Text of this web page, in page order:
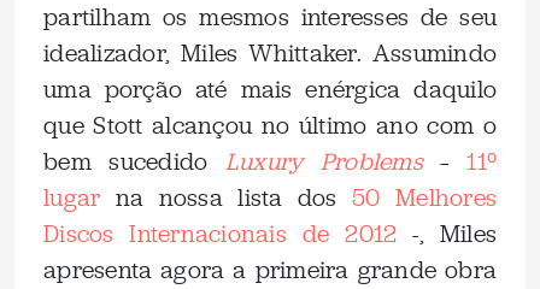
partilham os mesmos interesses de seu
idealizador, Miles Whittaker. Assumindo
uma porção até mais enérgica daquilo
que Stott alcançou no último ano com o
bem sucedido Luxury Problems–11º
lugar na nossa lista dos50 Melhores
Discos Internacionais de 2012 -, Miles
apresenta agora a primeira grande obra